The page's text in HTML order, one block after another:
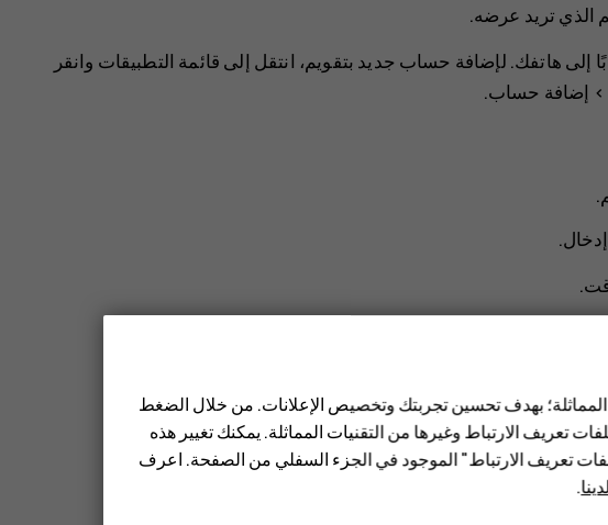
الذي تريد عرضه.
إلى هاتفك. لإضافة حساب جديد بتقويم، انتقل إلى ‏قائمة التطبيقات وانقر
> إضافة حساب.
وحدد الوقت الذي تريده.
ثم mode_edit، وقم بتعديل التفاصيل.
بهدف تحسين تجربتك وتخصيص الإعلانات. من خلال الضغط
تعريف الارتباط وغيرها من التقنيات المماثلة. يمكنك تغيير هذه
تعريف الارتباط" الموجود في الجزء السفلي من الصفحة. اعرف
.